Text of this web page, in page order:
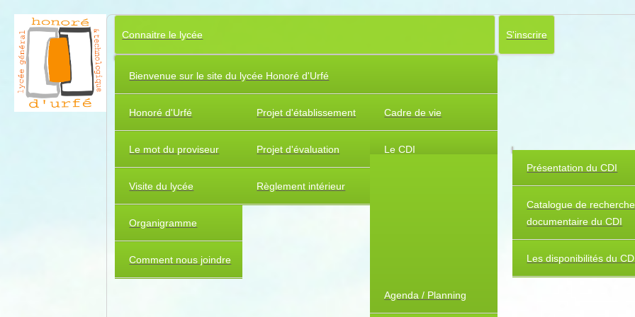
Connaitre le lycée
Bienvenue sur le site du lycée Honoré d'Urfé
Honoré d'Urfé
Le mot du proviseur
Visite du lycée
Organigramme
Comment nous joindre
Projet d'établissement
Projet d'évaluation
Règlement intérieur
Cadre de vie
Le CDI
Présentation du CDI
Catalogue de recherche
documentaire du CDI
Les disponibilités du
Agenda / Planning
S'inscrire